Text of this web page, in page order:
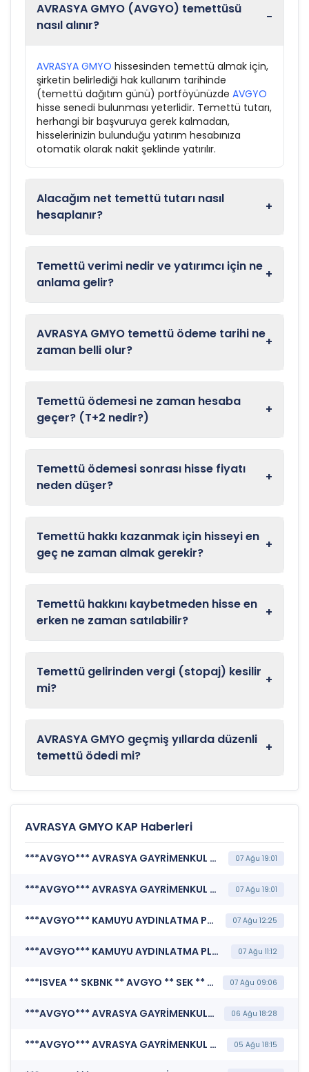
AVRASYA GMYO (AVGYO) temettüsü
nasıl alınır?
-
AVRASYA GMYO hissesinden temettü almak için,
şirketin belirlediği hak kullanım tarihinde
(temettü dağıtım günü) portföyünüzde AVGYO
hisse senedi bulunması yeterlidir. Temettü tutarı,
herhangi bir başvuruya gerek kalmadan,
hisselerinizin bulunduğu yatırım hesabınıza
otomatik olarak nakit şeklinde yatırılır.
Alacağım net temettü tutarı nasıl
hesaplanır?
+
Temettü verimi nedir ve yatırımcı için ne
anlama gelir?
+
AVRASYA GMYO temettü ödeme tarihi ne
zaman belli olur?
+
Temettü ödemesi ne zaman hesaba
geçer? (T+2 nedir?)
+
Temettü ödemesi sonrası hisse fiyatı
neden düşer?
+
Temettü hakkı kazanmak için hisseyi en
geç ne zaman almak gerekir?
+
Temettü hakkını kaybetmeden hisse en
erken ne zaman satılabilir?
+
Temettü gelirinden vergi (stopaj) kesilir
mi?
+
AVRASYA GMYO geçmiş yıllarda düzenli
temettü ödedi mi?
+
AVRASYA GMYO KAP Haberleri
***AVGYO*** AVRASYA GAYRİMENKUL YATIRIM ORTAKLIĞI A.Ş. (Finansal Duran Varlık Edinimi) 07 Ağu 19:01
***AVGYO*** AVRASYA GAYRİMENKUL YATIRIM ORTAKLIĞI A.Ş. (Özel Durum Açıklaması (Genel)) 07 Ağu 19:01
***AVGYO*** KAMUYU AYDINLATMA PLATFORMU (Pay Alım Satım Bildirimi) 07 Ağu 12:25
***AVGYO*** KAMUYU AYDINLATMA PLATFORMU (Pay Alım Satım Bildirimi) 07 Ağu 11:12
***ISVEA ** SKBNK ** AVGYO ** SEK ** KUYAS ** KATMR ** KTLEV ** SEKFK ** PKZ*** KAMUYU AYDINLATMA PLATFORMU (Kamuyu Aydınlatma Platformu Duyurusu) 07 Ağu 09:06
***AVGYO*** AVRASYA GAYRİMENKUL YATIRIM ORTAKLIĞI A.Ş. (Özel Durum Açıklaması (Genel)) 06 Ağu 18:28
***AVGYO*** AVRASYA GAYRİMENKUL YATIRIM ORTAKLIĞI A.Ş. (Özel Durum Açıklaması (Genel)) 05 Ağu 18:15